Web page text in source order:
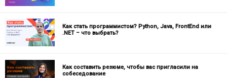
Как стать программистом? Python, Java, FrontEnd или
.NET – что выбрать?
Как составить резюме, чтобы вас пригласили на
собеседование